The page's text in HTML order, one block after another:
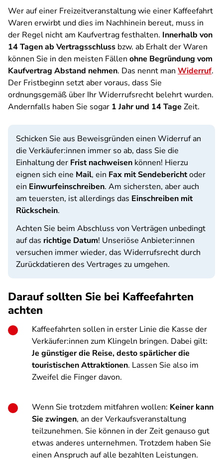
Wer auf einer Freizeitveranstaltung wie einer Kaffeefahrt
Waren erwirbt und dies im Nachhinein bereut, muss in
der Regel nicht am Kaufvertrag festhalten. Innerhalb von
14 Tagen ab Vertragsschluss bzw. ab Erhalt der Waren
können Sie in den meisten Fällen ohne Begründung vom
Kaufvertrag Abstand nehmen. Das nennt man Widerruf.
Der Fristbeginn setzt aber voraus, dass Sie
ordnungsgemäß über Ihr Widerrufsrecht belehrt wurden.
Andernfalls haben Sie sogar 1 Jahr und 14 Tage Zeit.
Schicken Sie aus Beweisgründen einen Widerruf an
die Verkäufer:innen immer so ab, dass Sie die
Einhaltung der Frist nachweisen können! Hierzu
eignen sich eine Mail, ein Fax mit Sendeberichtoder
ein Einwurfeinschreiben. Am sichersten, aber auch
am teuersten, ist allerdings das Einschreiben mit
Rückschein.
Achten Sie beim Abschluss von Verträgen unbedingt
auf das richtige Datum! Unseriöse Anbieter:innen
versuchen immer wieder, das Widerrufsrecht durch
Zurückdatieren des Vertrages zu umgehen.
Darauf sollten Sie bei Kaffeefahrten
achten
Kaffeefahrten sollen in erster Linie die Kasse der
Verkäufer:innen zum Klingeln bringen. Dabei gilt:
Je günstiger die Reise, desto spärlicher die
touristischen Attraktionen. Lassen Sie also im
Zweifel die Finger davon.
Wenn Sie trotzdem mitfahren wollen: Keiner kann
Sie zwingen, an der Verkaufsveranstaltung
teilzunehmen. Sie können in der Zeit genauso gut
etwas anderes unternehmen. Trotzdem haben Sie
einen Anspruch auf alle bezahlten Leistungen.